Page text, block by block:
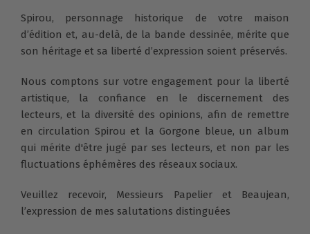
Spirou, personnage historique de votre maison
d’édition et, au-delà, de la bande dessinée, mérite que
son héritage et sa liberté d’expression soient préservés.
Nous comptons sur votre engagement pour la liberté
artistique, la confiance en le discernement des
lecteurs, et la diversité des opinions, afin de remettre
en circulation Spirou et la Gorgone bleue, un album
qui mérite d'être jugé par ses lecteurs, et non par les
fluctuations éphémères des réseaux sociaux.
Veuillez recevoir, Messieurs Papelier et Beaujean,
l’expression de mes salutations distinguées